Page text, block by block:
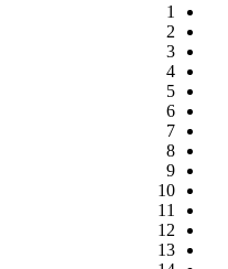
1
2
3
4
5
6
7
8
9
10
11
12
13